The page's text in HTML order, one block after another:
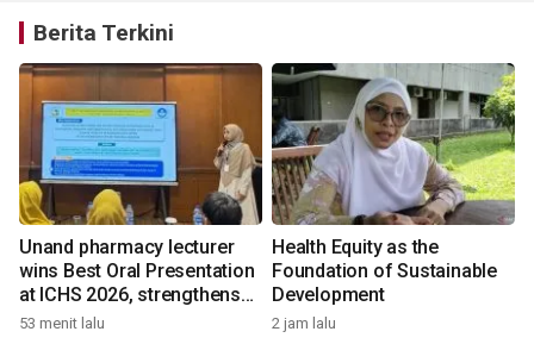
Berita Terkini
Unand pharmacy lecturer
wins Best Oral Presentation
at ICHS 2026, strengthens
research collaboration with
53 menit lalu
Health Equity as the
Foundation of Sustainable
Development
2 jam lalu